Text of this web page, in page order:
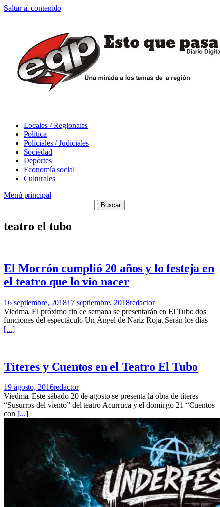
Saltar al contenido
Locales / Regionales
Politica
Policiales / Judiciales
Sociedad
Deportes
Economía social
Culturales
Menú principal
teatro el tubo
El Morrón cumplió 20 años y lo festeja en
el teatro que lo vio nacer
16 septiembre, 201817 septiembre, 2018redactor
Viedma. El próximo fin de semana se presentarán en El Tubo dos
funciones del espectáculo Un Ángel de Nariz Roja. Serán los días
[...]
Títeres y Cuentos en el Teatro El Tubo
19 agosto, 2016redactor
Viedma. Este sábado 20 de agosto se presenta la obra de títeres
“Susurros del viento” del teatro Acurruca y el domingo 21 “Cuentos
con [...]